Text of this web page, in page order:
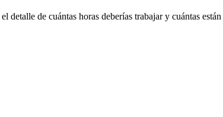
el detalle de cuántas horas deberías trabajar y cuántas están